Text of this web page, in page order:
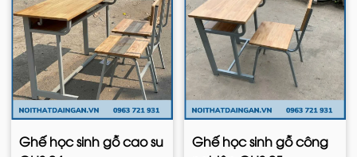
Ghế học sinh gỗ cao su
Ghế học sinh gỗ công